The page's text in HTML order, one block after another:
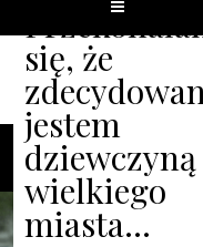
się, że
jestem
dziewczyną
wielkiego
miasta…